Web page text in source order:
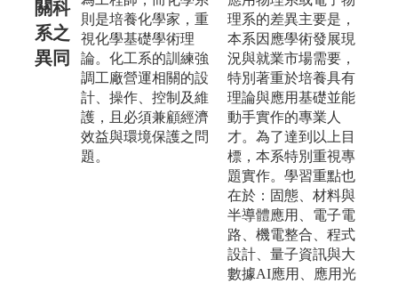
關科
系之
異同
則是培養化學家，重
視化學基礎學術理
論。化工系的訓練強
調工廠營運相關的設
計、操作、控制及維
護，且必須兼顧經濟
效益與環境保護之問
題。
理系的差異主要是，
本系因應學術發展現
況與就業市場需要，
特別著重於培養具有
理論與應用基礎並能
動手實作的專業人
才。為了達到以上目
標，本系特別重視專
題實作。學習重點也
在於：固態、材料與
半導體應用、電子電
路、機電整合、程式
設計、量子資訊與大
數據AI應用、應用光